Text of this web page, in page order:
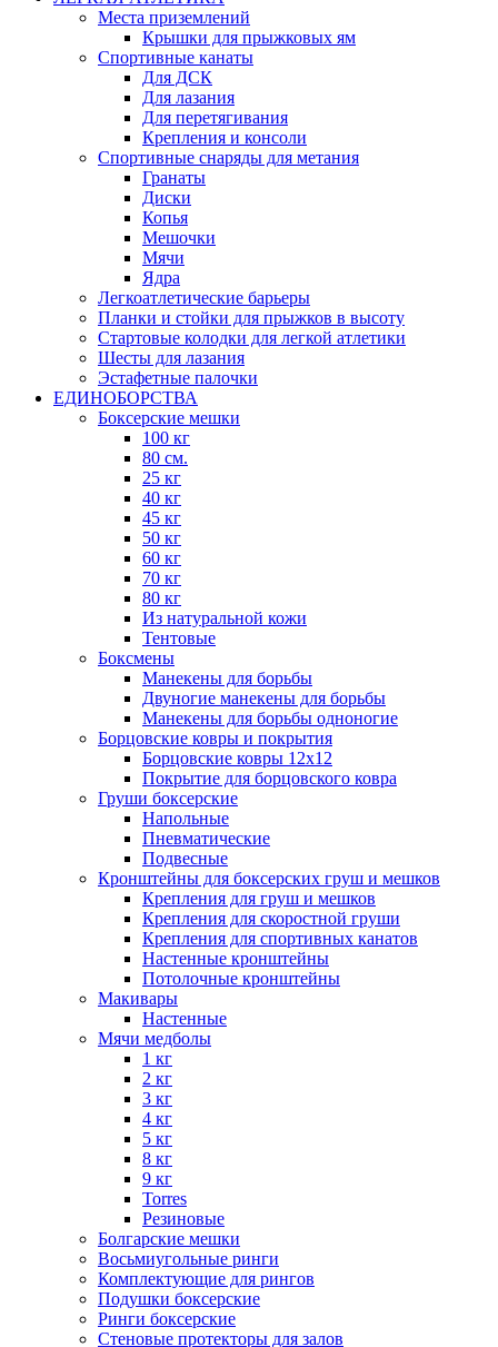
Места приземлений
Крышки для прыжковых ям
Спортивные канаты
Для ДСК
Для лазания
Для перетягивания
Крепления и консоли
Спортивные снаряды для метания
Гранаты
Диски
Копья
Мешочки
Мячи
Ядра
Легкоатлетические барьеры
Планки и стойки для прыжков в высоту
Стартовые колодки для легкой атлетики
Шесты для лазания
Эстафетные палочки
ЕДИНОБОРСТВА
Боксерские мешки
100 кг
80 см.
25 кг
40 кг
45 кг
50 кг
60 кг
70 кг
80 кг
Из натуральной кожи
Тентовые
Боксмены
Манекены для борьбы
Двуногие манекены для борьбы
Манекены для борьбы одноногие
Борцовские ковры и покрытия
Борцовские ковры 12х12
Покрытие для борцовского ковра
Груши боксерские
Напольные
Пневматические
Подвесные
Кронштейны для боксерских груш и мешков
Крепления для груш и мешков
Крепления для скоростной груши
Крепления для спортивных канатов
Настенные кронштейны
Потолочные кронштейны
Макивары
Настенные
Мячи медболы
1 кг
2 кг
3 кг
4 кг
5 кг
8 кг
9 кг
Torres
Резиновые
Болгарские мешки
Восьмиугольные ринги
Комплектующие для рингов
Подушки боксерские
Ринги боксерские
Стеновые протекторы для залов